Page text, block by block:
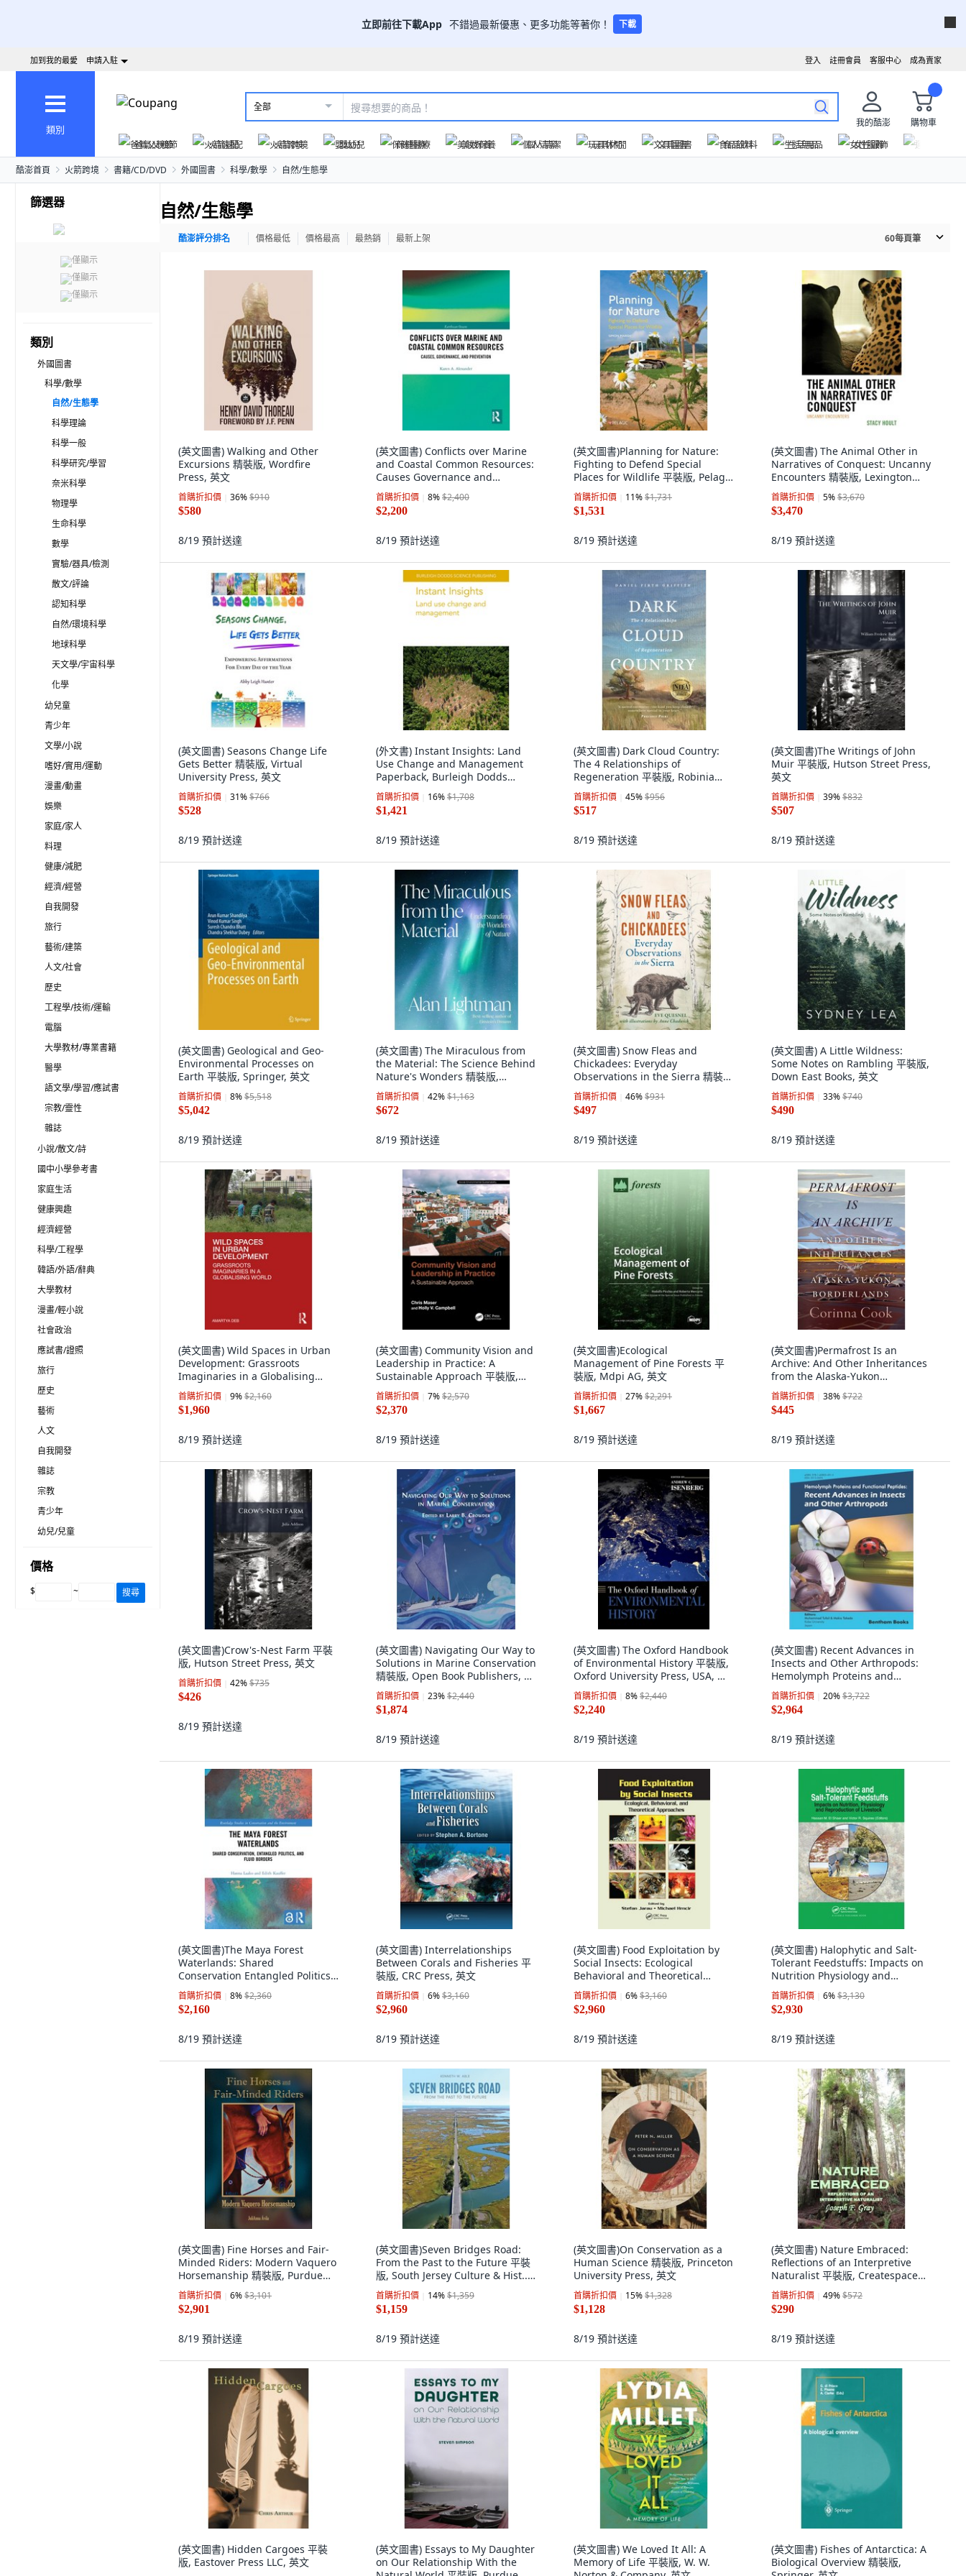
立即前往下載App 不錯過最新優惠、更多功能等著你！ 下載
成為賣家
客服中心
註冊會員
登入
加到我的最愛 申請入駐
類別
全部
我的酷澎
購物車
爸氣父親節
火箭速配 火箭跨境 嬰幼兒 保健醫療 美妝保養 個人清潔 玩具休閒 文具圖書 食品飲料 生活用品 女性服飾
酷澎首頁 火箭跨境 書籍/CD/DVD 外國圖書 科學/數學 自然/生態學
篩選器
僅顯示
僅顯示
僅顯示
類別
外國圖書
科學/數學
自然/生態學
科學理論
科學一般
科學研究/學習
奈米科學
物理學
生命科學
數學
實驗/器具/檢測
散文/評論
認知科學
自然/環境科學
地球科學
天文學/宇宙科學
化學
幼兒童
青少年
文學/小說
嗜好/實用/運動
漫畫/動畫
娛樂
家庭/家人
料理
健康/減肥
經濟/經營
自我開發
旅行
藝術/建築
人文/社會
歷史
工程學/技術/運輸
電腦
大學教材/專業書籍
醫學
語文學/學習/應試書
宗教/靈性
雜誌
小說/散文/詩
國中小學參考書
家庭生活
健康興趣
經濟經營
科學/工程學
韓語/外語/辭典
大學教材
漫畫/輕小說
社會政治
應試書/證照
旅行
歷史
藝術
人文
自我開發
雜誌
宗教
青少年
幼兒/兒童
價格
$ ~ 搜尋
自然/生態學
酷澎評分排名 價格最低 價格最高 最熱銷 最新上架 60每頁筆
(英文圖書) Walking and Other
Excursions 精裝版, Wordfire
Press, 英文
首購折扣價 36%$910
$580
8/19 預計送達
(英文圖書) Conflicts over Marine
and Coastal Common Resources:
Causes Governance and
Prevention 平裝版, Routledge, 英
文
首購折扣價 8%$2,400
$2,200
8/19 預計送達
(英文圖書)Planning for Nature:
Fighting to Defend Special
Places for Wildlife 平裝版, Pelagic
Publishing Ltd, 英文
首購折扣價 11%$1,731
$1,531
8/19 預計送達
(英文圖書) The Animal Other in
Narratives of Conquest: Uncanny
Encounters 精裝版, Lexington
Books, 英文
首購折扣價 5%$3,670
$3,470
8/19 預計送達
(英文圖書) Seasons Change Life
Gets Better 精裝版, Virtual
University Press, 英文
首購折扣價 31%$766
$528
8/19 預計送達
(外文書) Instant Insights: Land
Use Change and Management
Paperback, Burleigh Dodds
Science Publ..., English
首購折扣價 16%$1,708
$1,421
8/19 預計送達
(英文圖書) Dark Cloud Country:
The 4 Relationships of
Regeneration 平裝版, Robinia
Press, 英文
首購折扣價 45%$956
$517
8/19 預計送達
(英文圖書)The Writings of John
Muir 平裝版, Hutson Street Press,
英文
首購折扣價 39%$832
$507
8/19 預計送達
(英文圖書) Geological and Geo-
Environmental Processes on
Earth 平裝版, Springer, 英文
首購折扣價 8%$5,518
$5,042
8/19 預計送達
(英文圖書) The Miraculous from
the Material: The Science Behind
Nature's Wonders 精裝版,
Pantheon Books, 英文
首購折扣價 42%$1,163
$672
8/19 預計送達
(英文圖書) Snow Fleas and
Chickadees: Everyday
Observations in the Sierra 精裝
版, University of Nevada Press, 英
文
首購折扣價 46%$931
$497
8/19 預計送達
(英文圖書) A Little Wildness:
Some Notes on Rambling 平裝版,
Down East Books, 英文
首購折扣價 33%$740
$490
8/19 預計送達
(英文圖書) Wild Spaces in Urban
Development: Grassroots
Imaginaries in a Globalising
World 平裝版, Routledge, 英文
首購折扣價 9%$2,160
$1,960
8/19 預計送達
(英文圖書) Community Vision and
Leadership in Practice: A
Sustainable Approach 平裝版,
CRC Press, 英文
首購折扣價 7%$2,570
$2,370
8/19 預計送達
(英文圖書)Ecological
Management of Pine Forests 平
裝版, Mdpi AG, 英文
首購折扣價 27%$2,291
$1,667
8/19 預計送達
(英文圖書)Permafrost Is an
Archive: And Other Inheritances
from the Alaska-Yukon
Borderlands 平裝版, West
Virginia University Press, 英文
首購折扣價 38%$722
$445
8/19 預計送達
(英文圖書)Crow's-Nest Farm 平裝
版, Hutson Street Press, 英文
首購折扣價 42%$735
$426
8/19 預計送達
(英文圖書) Navigating Our Way to
Solutions in Marine Conservation
精裝版, Open Book Publishers, 英
文
首購折扣價 23%$2,440
$1,874
8/19 預計送達
(英文圖書) The Oxford Handbook
of Environmental History 平裝版,
Oxford University Press, USA, 英
文
首購折扣價 8%$2,440
$2,240
8/19 預計送達
(英文圖書) Recent Advances in
Insects and Other Arthropods:
Hemolymph Proteins and
Functional Peptides V... 平裝版,
Bentham Science Publishers, 英
文
首購折扣價 20%$3,722
$2,964
8/19 預計送達
(英文圖書)The Maya Forest
Waterlands: Shared
Conservation Entangled Politics
and Fluid B... 平裝版, Routledge,
英文
首購折扣價 8%$2,360
$2,160
8/19 預計送達
(英文圖書) Interrelationships
Between Corals and Fisheries 平
裝版, CRC Press, 英文
首購折扣價 6%$3,160
$2,960
8/19 預計送達
(英文圖書) Food Exploitation by
Social Insects: Ecological
Behavioral and Theoretical
Approaches 平裝版, CRC Press, 英
文
首購折扣價 6%$3,160
$2,960
8/19 預計送達
(英文圖書) Halophytic and Salt-
Tolerant Feedstuffs: Impacts on
Nutrition Physiology and
Reproduction of... 平裝版, CRC
Press, 英文
首購折扣價 6%$3,130
$2,930
8/19 預計送達
(英文圖書) Fine Horses and Fair-
Minded Riders: Modern Vaquero
Horsemanship 精裝版, Purdue
University Press, 英文
首購折扣價 6%$3,101
$2,901
8/19 預計送達
(英文圖書)Seven Bridges Road:
From the Past to the Future 平裝
版, South Jersey Culture & Hist...,
英文
首購折扣價 14%$1,359
$1,159
8/19 預計送達
(英文圖書)On Conservation as a
Human Science 精裝版, Princeton
University Press, 英文
首購折扣價 15%$1,328
$1,128
8/19 預計送達
(英文圖書) Nature Embraced:
Reflections of an Interpretive
Naturalist 平裝版, Createspace
Independent Pub..., 英文
首購折扣價 49%$572
$290
8/19 預計送達
(英文圖書) Hidden Cargoes 平裝
版, Eastover Press LLC, 英文
(英文圖書) Essays to My Daughter
on Our Relationship With the
(英文圖書) We Loved It All: A
Memory of Life 平裝版, W. W.
(英文圖書) Fishes of Antarctica: A
Biological Overview 精裝版,